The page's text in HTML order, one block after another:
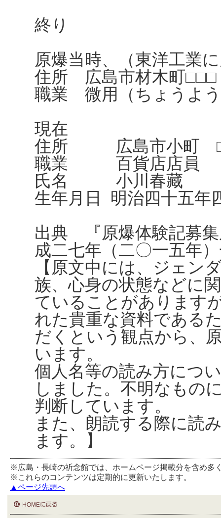
終り
原爆当時、（東洋工業
住所 広島市材木町□□□
職業 微用（ちょうよ
現在
住所 広島市小町
職業 百貨店店員
氏名 小川春藏
生年月日 明治四十五年
出典 『原爆体験記募
成二七年（二〇一五年
【原文中には、ジェン
族、心身の状態などに
ていることがあります
れた貴重な資料である
だくという観点から、
います。
個人名等の読み方につ
しました。不明なもの
判断しています。
また、朗読する際に読
ます。】
※広島・長崎の祈念館では、ホームページ掲載分を含め多
※これらのコンテンツは定期的に更新いたします。
▲ページ先頭へ